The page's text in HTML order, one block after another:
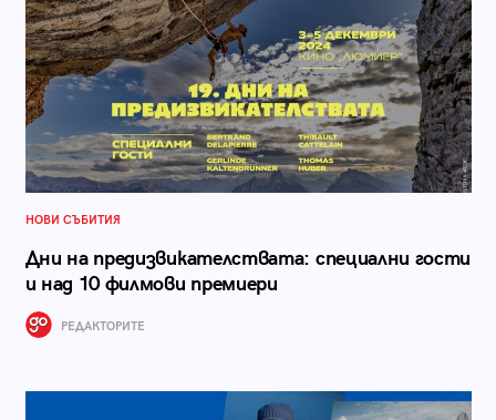
НОВИ СЪБИТИЯ
Дни на предизвикателствата: специални гости
и над 10 филмови премиери
РЕДАКТОРИТЕ